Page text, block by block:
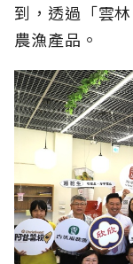
到，透過「雲
農漁產品。